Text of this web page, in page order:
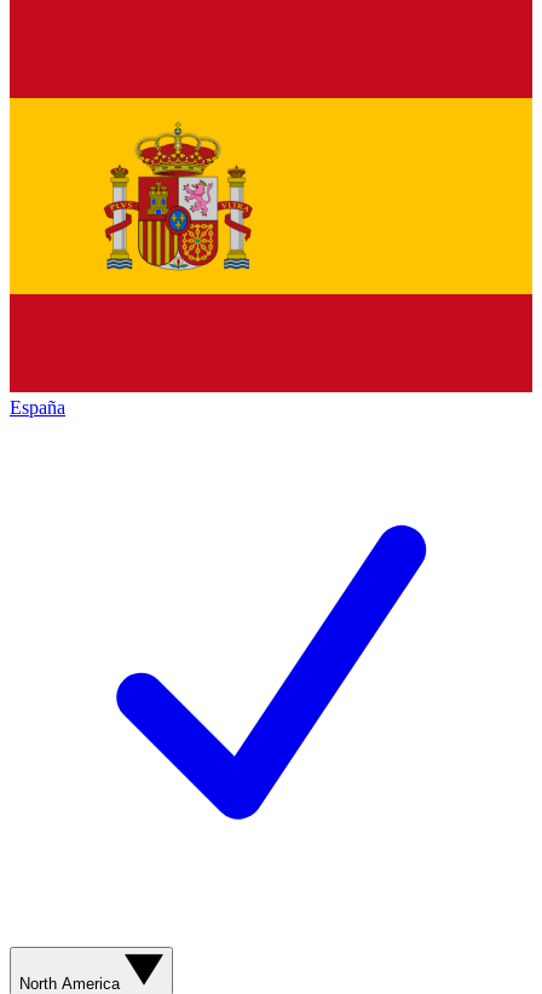
España
North America